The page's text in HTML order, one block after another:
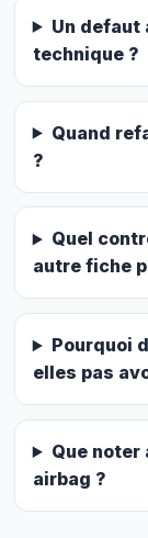
Un defaut
technique ?
Quand
?
Quel
autre fiche
Pourquoi
elles pas
Que
airbag ?